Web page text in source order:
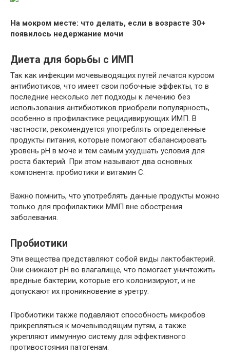
На мокром месте: что делать, если в возрасте 30+
появилось недержание мочи
Диета для борьбы с ИМП
Так как инфекции мочевыводящих путей лечатся курсом
антибиотиков, что имеет свои побочные эффекты, то в
последние несколько лет подходы к лечению без
использования антибиотиков приобрели популярность,
особенно в профилактике рецидивирующих ИМП. В
частности, рекомендуется употреблять определенные
продукты питания, которые помогают сбалансировать
уровень pH в моче и тем самым ухудшать условия для
роста бактерий. При этом называют два основных
компонента: пробиотики и витамин С.
Важно помнить, что употреблять данные продукты можно
только для профилактики ММП вне обострения
заболевания.
Пробиотики
Эти вещества представляют собой виды лактобактерий.
Они снижают pH во влагалище, что помогает уничтожить
вредные бактерии, которые его колонизируют, и не
допускают их проникновение в уретру.
Пробиотики также подавляют способность микробов
прикрепляться к мочевыводящим путям, а также
укрепляют иммунную систему для эффективного
противостояния патогенам.